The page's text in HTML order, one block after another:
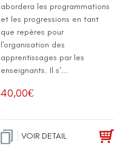
abordera les programmations
et les progressions en tant
que repères pour
l'organisation des
apprentissages par les
enseignants. Il s'...
40,00€
VOIR DETAIL